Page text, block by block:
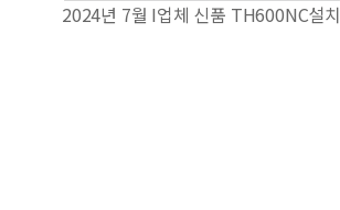
2024년 7월 I업체 신품 TH600NC설치